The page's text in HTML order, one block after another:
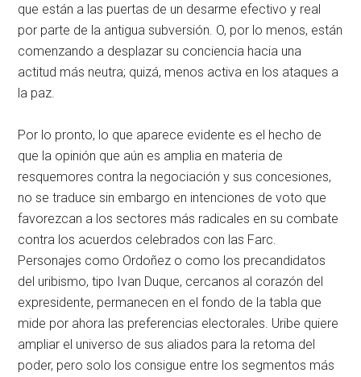
que están a las puertas de un desarme efectivo y real
por parte de la antigua subversión. O, por lo menos, están
comenzando a desplazar su conciencia hacia una
actitud más neutra; quizá, menos activa en los ataques a
la paz.
Por lo pronto, lo que aparece evidente es el hecho de
que la opinión que aún es amplia en materia de
resquemores contra la negociación y sus concesiones,
no se traduce sin embargo en intenciones de voto que
favorezcan a los sectores más radicales en su combate
contra los acuerdos celebrados con las Farc.
Personajes como Ordoñez o como los precandidatos
del uribismo, tipo Ivan Duque, cercanos al corazón del
expresidente, permanecen en el fondo de la tabla que
mide por ahora las preferencias electorales. Uribe quiere
ampliar el universo de sus aliados para la retoma del
poder, pero solo los consigue entre los segmentos más